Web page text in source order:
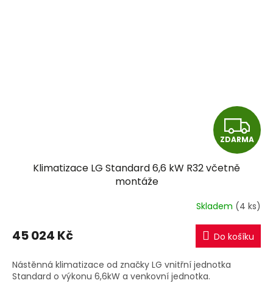
Z
D
R
M
A
ZDARMA
Klimatizace LG Standard 6,6 kW R32 včetně
montáže
Skladem (4 ks)
45 024 Kč Do košíku
Nástěnná klimatizace od značky LG vnitřní jednotka
Standard o výkonu 6,6kW a venkovní jednotka.